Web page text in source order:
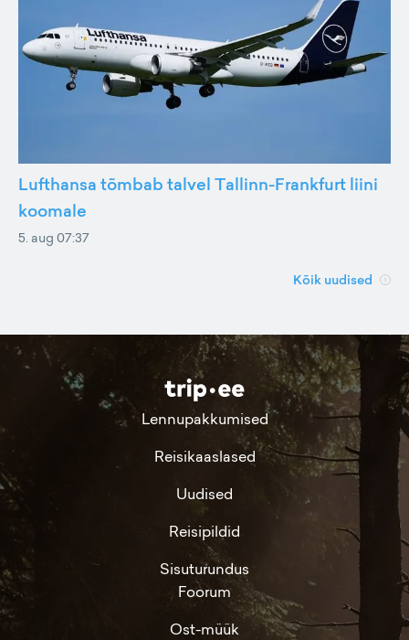
Lufthansa tõmbab talvel Tallinn-Frankfurt liini
koomale
5. aug 07:37
Kõik uudised
Lennupakkumised
Reisikaaslased
Uudised
Reisipildid
Sisuturundus
Foorum
Ost-müük